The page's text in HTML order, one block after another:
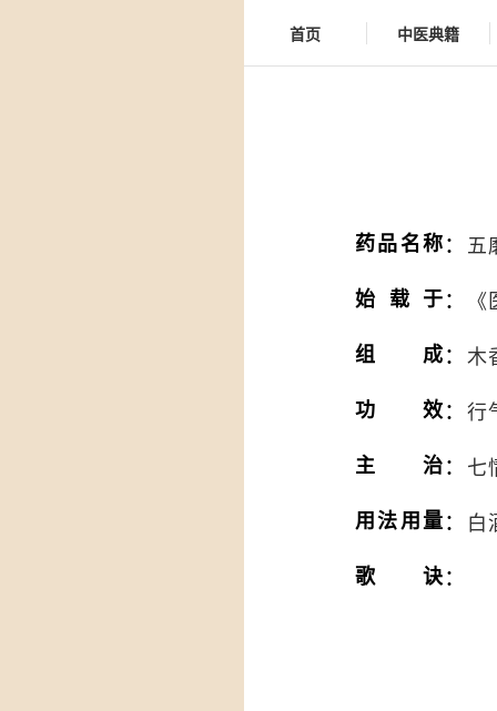
首页 中医典籍
药品名称：
五
始载于：
组成： 木
功效： 行
主治： 七
用法用量：
白
歌诀：